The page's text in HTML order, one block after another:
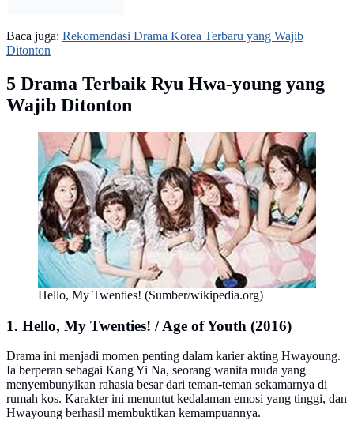
Baca juga: Rekomendasi Drama Korea Terbaru yang Wajib
Ditonton
5 Drama Terbaik Ryu Hwa-young yang
Wajib Ditonton
Hello, My Twenties! (Sumber/wikipedia.org)
1. Hello, My Twenties! / Age of Youth (2016)
Drama ini menjadi momen penting dalam karier akting Hwayoung.
Ia berperan sebagai Kang Yi Na, seorang wanita muda yang
menyembunyikan rahasia besar dari teman-teman sekamarnya di
rumah kos. Karakter ini menuntut kedalaman emosi yang tinggi, dan
Hwayoung berhasil membuktikan kemampuannya.